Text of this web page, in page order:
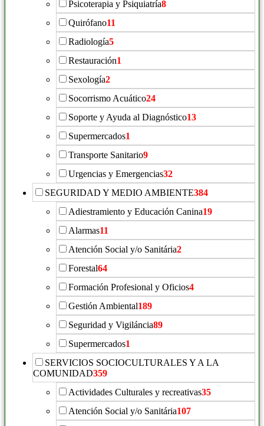
Psicoterapia y Psiquiatría8
Quirófano11
Radiología5
Restauración1
Sexología2
Socorrismo Acuático24
Soporte y Ayuda al Diagnóstico13
Supermercados1
Transporte Sanitario9
Urgencias y Emergencias32
SEGURIDAD Y MEDIO AMBIENTE384
Adiestramiento y Educación Canina19
Alarmas11
Atención Social y/o Sanitária2
Forestal64
Formación Profesional y Oficios4
Gestión Ambiental189
Seguridad y Vigiláncia89
Supermercados1
SERVICIOS SOCIOCULTURALES Y A LA
COMUNIDAD359
Actividades Culturales y recreativas35
Atención Social y/o Sanitária107